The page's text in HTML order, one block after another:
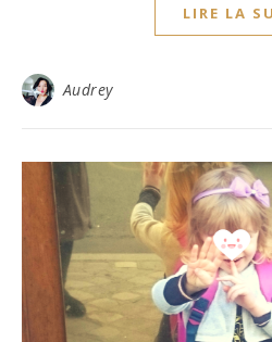
LIRE LA
Audrey